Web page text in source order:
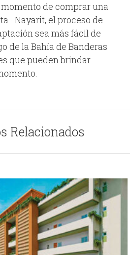
de comprar una
· Nayarit, el proceso de
sea más fácil de
de la Bahía de Banderas
que pueden brindar
Relacionados